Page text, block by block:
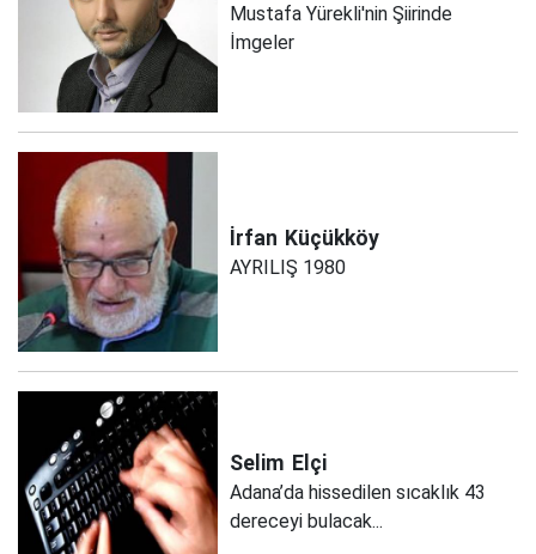
Mustafa Yürekli'nin Şiirinde
İmgeler
İrfan Küçükköy
AYRILIŞ 1980
Selim Elçi
Adana’da hissedilen sıcaklık 43
dereceyi bulacak...